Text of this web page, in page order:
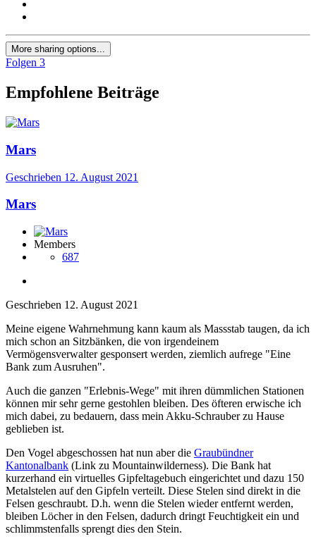
More sharing options...
Folgen 3
Empfohlene Beiträge
Mars
Geschrieben 12. August 2021
Mars
Members
687
Geschrieben 12. August 2021
Meine eigene Wahrnehmung kann kaum als Massstab taugen, da ich
mich schon an Sitzbänken, die von irgendeinem
Vermögensverwalter gesponsert werden, ziemlich aufrege "Eine
Bank zum Ausruhen".
Auch die ganzen "Erlebnis-Wege" mit ihren dümmlichen Stationen
können mir sehr gerne gestohlen bleiben. Des öfteren erwische ich
mich dabei, zu bedauern, dass mein Akku-Schrauber zu Hause
geblieben ist.
Den Vogel abgeschossen hat nun aber die Graubündner
Kantonalbank (Link zu Mountainwilderness). Die Bank hat
kurzerhand ein virtuelles Gipfeltagebuch eingerichtet und dazu 150
Metalstelen auf den Gipfeln verteilt. Diese Stelen sind direkt in die
Felsen geschraubt. D.h. wenn die Stelen wieder entfernt werden,
bleiben Löcher in den Felsen, dadurch dringt Feuchtigkeit ein und
schlimmstenfalls sprengt dies den Stein.